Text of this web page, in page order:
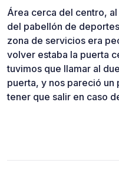
Área cerca del centro,
del pabellón de
zona de servicios era
volver estaba la puerta
tuvimos que llamar al
puerta, y nos pareció
tener que salir en caso